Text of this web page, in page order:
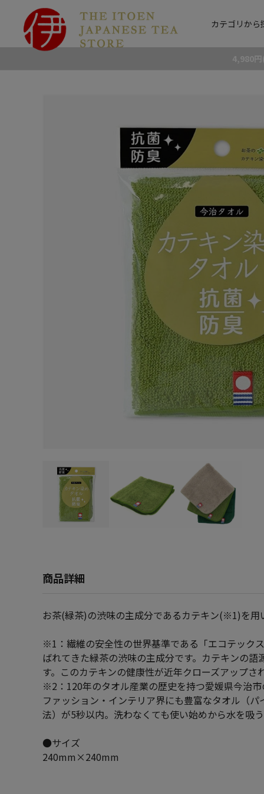
カテゴリから
4,980
商品詳細
お茶(緑茶)の渋味の主成分であるカテキン(※1)を
※1：繊維の安全性の世界基準である「エコテック
ばれてきた緑茶の渋味の主成分です。カテキンの
す。このカテキンの健康性が近年クローズアップさ
※2：120年のタオル産業の歴史を持つ愛媛県今治
ファッション・インテリア界にも豊富なタオル（
法）が5秒以内。洗わなくても使い始めから水を吸
●サイズ
240mm×240mm